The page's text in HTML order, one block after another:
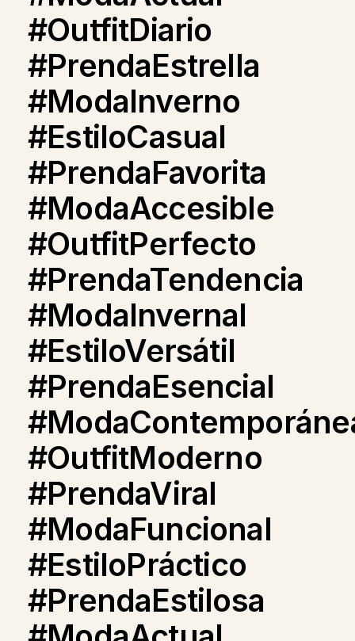
#OutfitDiario
#PrendaEstrella
#ModaInverno
#EstiloCasual
#PrendaFavorita
#ModaAccesible
#OutfitPerfecto
#PrendaTendencia
#ModaInvernal
#EstiloVersátil
#PrendaEsencial
#OutfitModerno
#PrendaViral
#ModaFuncional
#EstiloPráctico
#PrendaEstilosa